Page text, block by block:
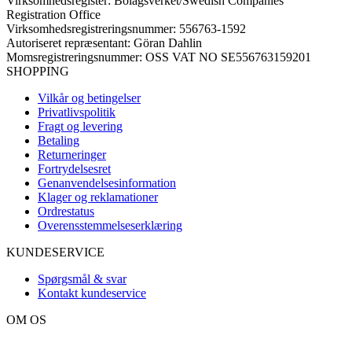
Registration Office
Virksomhedsregistreringsnummer: 556763-1592
Autoriseret repræsentant: Göran Dahlin
Momsregistreringsnummer: OSS VAT NO SE556763159201
SHOPPING
Vilkår og betingelser
Privatlivspolitik
Fragt og levering
Betaling
Returneringer
Fortrydelsesret
Genanvendelsesinformation
Klager og reklamationer
Ordrestatus
Overensstemmelseserklæring
KUNDESERVICE
Spørgsmål & svar
Kontakt kundeservice
OM OS